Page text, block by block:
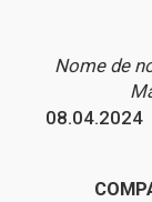
Nome de
08.04.2024